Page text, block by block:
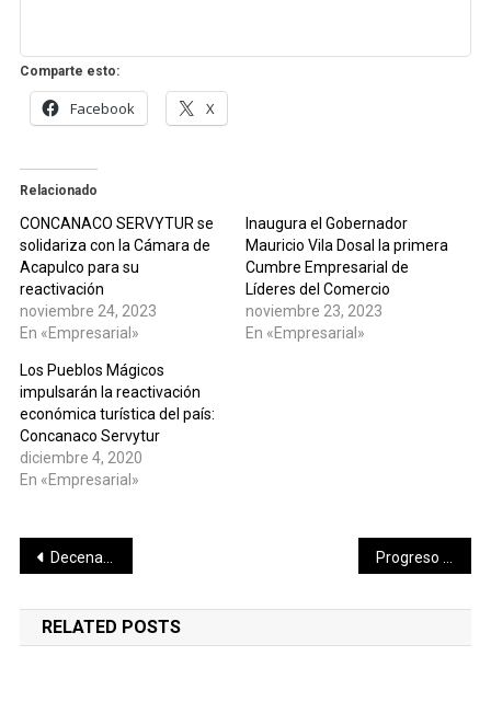
Comparte esto:
Facebook X
Relacionado
CONCANACO SERVYTUR se
solidariza con la Cámara de
Acapulco para su
reactivación
noviembre 24, 2023
En «Empresarial»
Inaugura el Gobernador
Mauricio Vila Dosal la primera
Cumbre Empresarial de
Líderes del Comercio
noviembre 23, 2023
En «Empresarial»
Los Pueblos Mágicos
impulsarán la reactivación
económica turística del país:
Concanaco Servytur
diciembre 4, 2020
En «Empresarial»
Navegación
de
entradas
Decenas de ánimas recorren las principales calles de Umán
RELATED POSTS